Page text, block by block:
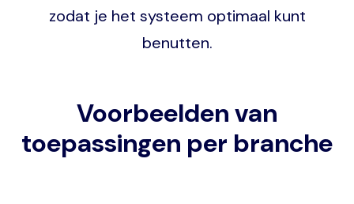
zodat je het systeem optimaal kunt
benutten.
Voorbeelden van
toepassingen per branche